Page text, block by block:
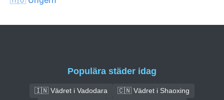
Populära städer idag
🇮🇳 Vädret i Vadodara
🇨🇳 Vädret i Shaoxing